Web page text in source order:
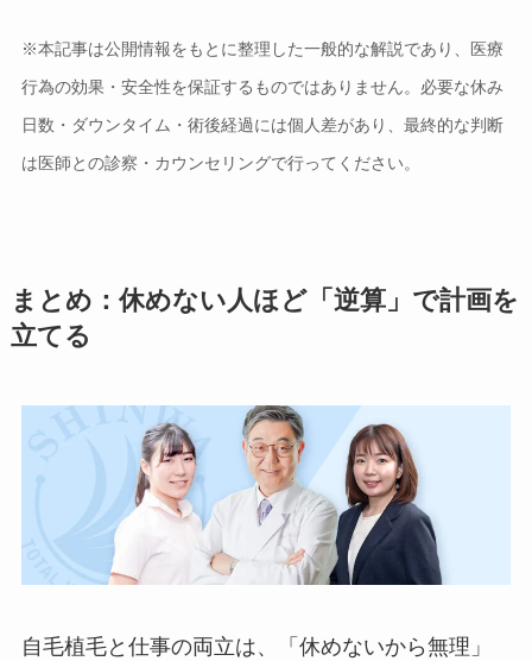
※本記事は公開情報をもとに整理した一般的な解説であり、医療
行為の効果・安全性を保証するものではありません。必要な休み
日数・ダウンタイム・術後経過には個人差があり、最終的な判断
は医師との診察・カウンセリングで行ってください。
まとめ：休めない人ほど「逆算」で計画を
立てる
自毛植毛と仕事の両立は、「休めないから無理」